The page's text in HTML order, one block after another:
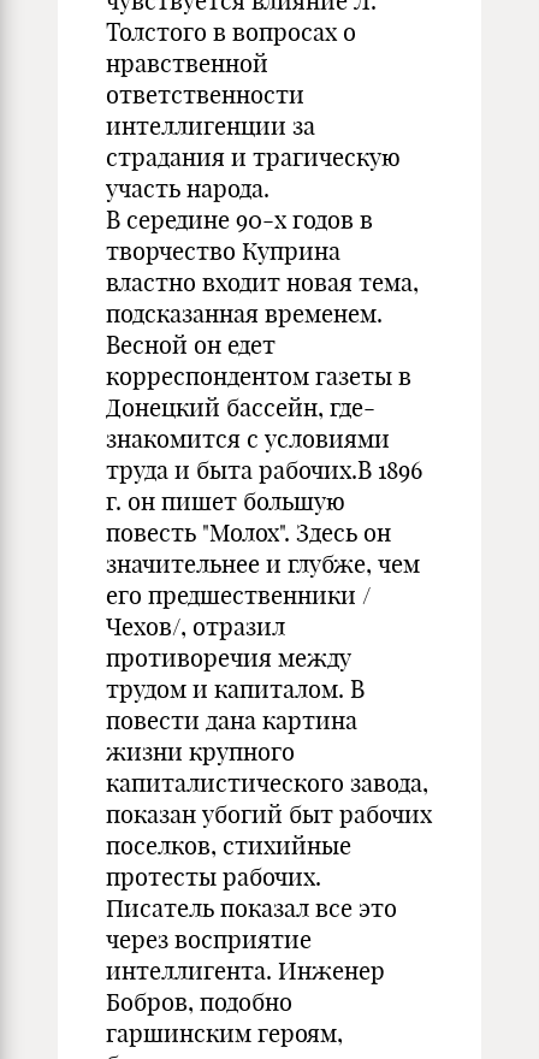
Толстого в вопросах о
нравственной
ответственности
интеллигенции за
страдания и трагическую
участь народа.
В середине 90-х годов в
творчество Куприна
властно входит новая тема,
подсказанная временем.
Весной он едет
корреспондентом газеты в
Донецкий бассейн, где-
знакомится с условиями
труда и быта рабочих.В 1896
г. он пишет большую
повесть "Молох". Здесь он
значительнее и глубже, чем
его предшественники /
Чехов/, отразил
противоречия между
трудом и капиталом. В
повести дана картина
жизни крупного
капиталистического завода,
показан убогий быт рабочих
поселков, стихийные
протесты рабочих.
Писатель показал все это
через восприятие
интеллигента. Инженер
Бобров, подобно
гаршинским героям,